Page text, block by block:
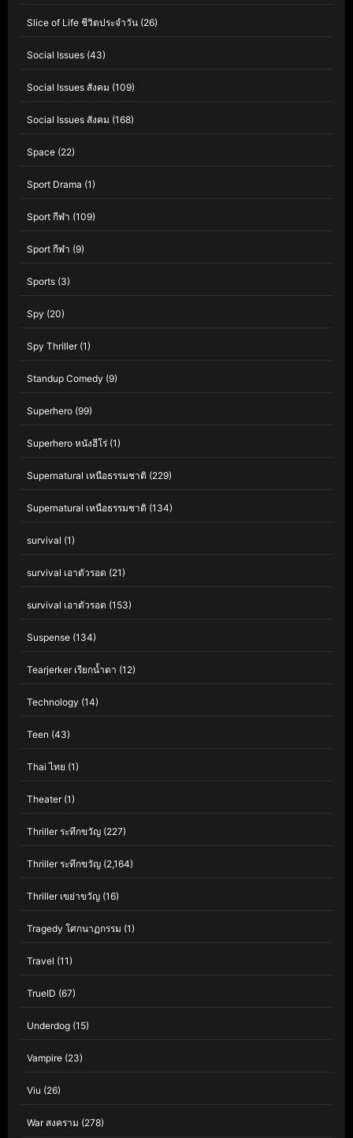
Slice of Life ชีวิตประจำวัน (26)
Social Issues (43)
Social Issues สังคม (109)
Social Issues สังคม (168)
Space (22)
Sport Drama (1)
Sport กีฬา (109)
Sport กีฬา (9)
Sports (3)
Spy (20)
Spy Thriller(1)
Standup Comedy (9)
Superhero (99)
Superhero หนังฮีโร่ (1)
Supernatural เหนือธรรมชาติ (229)
Supernatural เหนือธรรมชาติ (134)
survival (1)
survival เอาตัวรอด (21)
survival เอาตัวรอด (153)
Suspense (134)
Tearjerker เรียกน้ำตา (12)
Technology (14)
Teen (43)
Thai ไทย (1)
Theater(1)
Thriller ระทึกขวัญ (227)
Thriller ระทึกขวัญ (2,164)
Thriller เขย่าขวัญ (16)
Tragedy โศกนาฏกรรม (1)
Travel (11)
TrueID (67)
Underdog (15)
Vampire (23)
Viu (26)
War สงคราม (278)